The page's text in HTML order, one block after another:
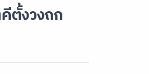
ตั้งวงถก